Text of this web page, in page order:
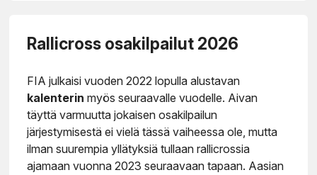
Rallicross osakilpailut 2026
FIA julkaisi vuoden 2022 lopulla alustavan
kalenterinmyös seuraavalle vuodelle. Aivan
täyttä varmuutta jokaisen osakilpailun
järjestymisestä ei vielä tässä vaiheessa ole, mutta
ilman suurempia yllätyksiä tullaan rallicrossia
ajamaan vuonna 2023 seuraavaan tapaan. Aasian